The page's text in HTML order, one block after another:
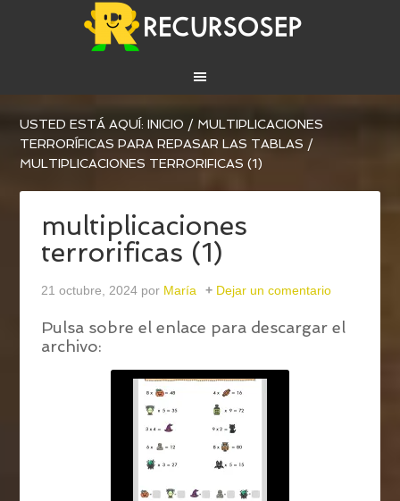
USTED ESTÁ AQUÍ:INICIO / MULTIPLICACIONES
TERRORÍFICAS PARA REPASAR LAS TABLAS /
MULTIPLICACIONES TERRORIFICAS (1)
multiplicaciones
terrorificas (1)
21 octubre, 2024 por María Dejar un comentario
Pulsa sobre el enlace para descargar el
archivo: